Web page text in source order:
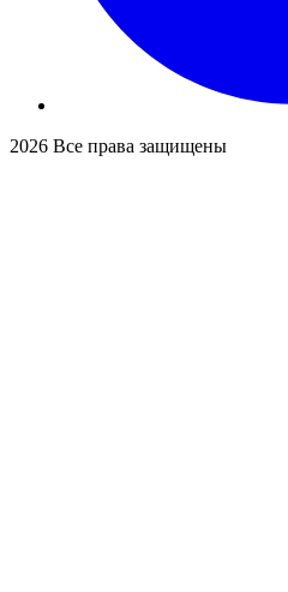
2026 Все права защищены